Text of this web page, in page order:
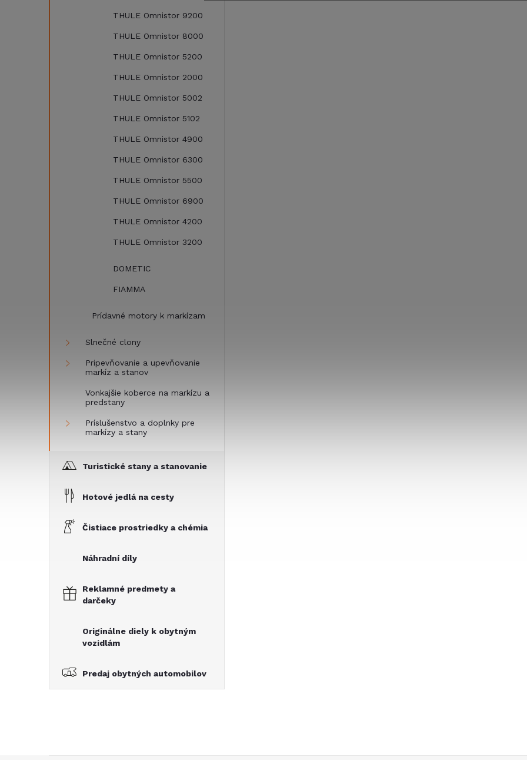
THULE Omnistor 9200
THULE Omnistor 8000
THULE Omnistor 5200
THULE Omnistor 2000
THULE Omnistor 5002
THULE Omnistor 5102
THULE Omnistor 4900
THULE Omnistor 6300
THULE Omnistor 5500
THULE Omnistor 6900
THULE Omnistor 4200
THULE Omnistor 3200
DOMETIC
FIAMMA
Prídavné motory k markízam
Slnečné clony
Pripevňovanie a upevňovanie
markíz a stanov
Vonkajšie koberce na markízu a
predstany
Príslušenstvo a doplnky pre
markízy a stany
Turistické stany a stanovanie
Hotové jedlá na cesty
Čistiace prostriedky a chémia
Náhradní díly
Reklamné predmety a
darčeky
Originálne diely k obytným
vozidlám
Predaj obytných automobilov